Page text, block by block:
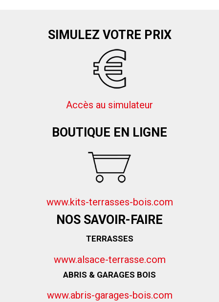
SIMULEZ VOTRE PRIX
Accès au simulateur
BOUTIQUE EN LIGNE
www.kits-terrasses-bois.com
NOS SAVOIR-FAIRE
TERRASSES
www.alsace-terrasse.com
ABRIS & GARAGES BOIS
www.abris-garages-bois.com